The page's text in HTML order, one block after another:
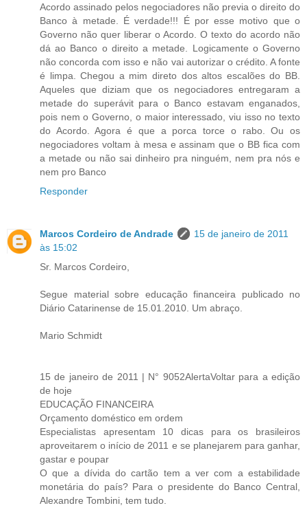
Acordo assinado pelos negociadores não previa o direito do
Banco à metade. É verdade!!! É por esse motivo que o
Governo não quer liberar o Acordo. O texto do acordo não
dá ao Banco o direito a metade. Logicamente o Governo
não concorda com isso e não vai autorizar o crédito. A fonte
é limpa. Chegou a mim direto dos altos escalões do BB.
Aqueles que diziam que os negociadores entregaram a
metade do superávit para o Banco estavam enganados,
pois nem o Governo, o maior interessado, viu isso no texto
do Acordo. Agora é que a porca torce o rabo. Ou os
negociadores voltam à mesa e assinam que o BB fica com
a metade ou não sai dinheiro pra ninguém, nem pra nós e
nem pro Banco
Responder
Marcos Cordeiro de Andrade
15 de janeiro de 2011
às 15:02
Sr. Marcos Cordeiro,
Segue material sobre educação financeira publicado no
Diário Catarinense de 15.01.2010. Um abraço.
Mario Schmidt
15 de janeiro de 2011 | N° 9052AlertaVoltar para a edição
de hoje
EDUCAÇÃO FINANCEIRA
Orçamento doméstico em ordem
Especialistas apresentam 10 dicas para os brasileiros
aproveitarem o início de 2011 e se planejarem para ganhar,
gastar e poupar
O que a dívida do cartão tem a ver com a estabilidade
monetária do país? Para o presidente do Banco Central,
Alexandre Tombini, tem tudo.